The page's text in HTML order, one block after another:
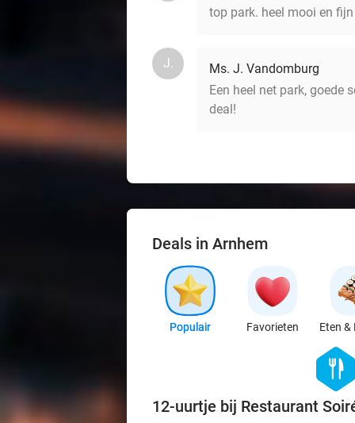
top park. heel mooi en
J.
Ms. J. Vandomburg
Een heel net park, goede
deal!
Deals in Arnhem
Populair Favorieten Eten &
hexagon
food
12-uurtje bij Restaurant